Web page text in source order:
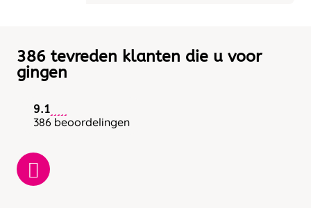
386 tevreden klanten die u voor
gingen
9.1
386 beoordelingen